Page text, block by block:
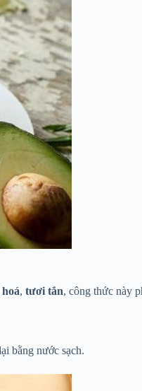
, tươi tắn, công thức này
bằng nước sạch.